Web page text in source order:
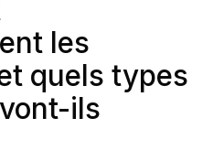
les
quels types
ils